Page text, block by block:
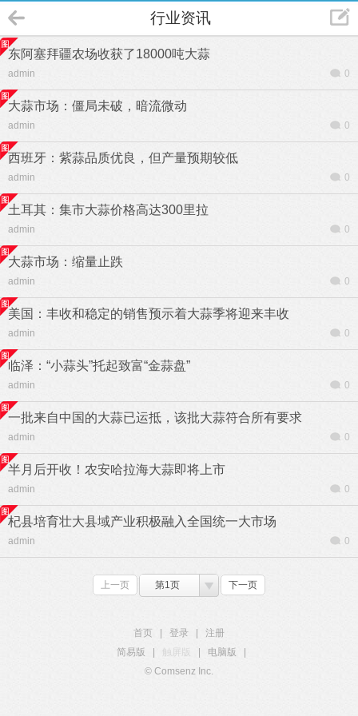
行业资讯
东阿塞拜疆农场收获了18000吨大蒜
admin 0
大蒜市场：僵局未破，暗流微动
admin 0
西班牙：紫蒜品质优良，但产量预期较低
admin 0
土耳其：集市大蒜价格高达300里拉
admin 0
大蒜市场：缩量止跌
admin 0
美国：丰收和稳定的销售预示着大蒜季将迎来丰收
admin 0
临泽：“小蒜头”托起致富“金蒜盘”
admin 0
一批来自中国的大蒜已运抵，该批大蒜符合所有要求
admin 0
半月后开收！农安哈拉海大蒜即将上市
admin 0
杞县培育壮大县域产业积极融入全国统一大市场
admin 0
上一页 第1页 下一页
首页 登录
注册
简易版
触屏版 电脑版
© Comsenz Inc.